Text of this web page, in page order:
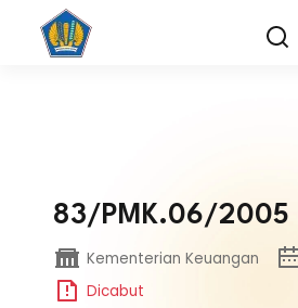
83/PMK.06/2005
Kementerian Keuangan
Dicabut